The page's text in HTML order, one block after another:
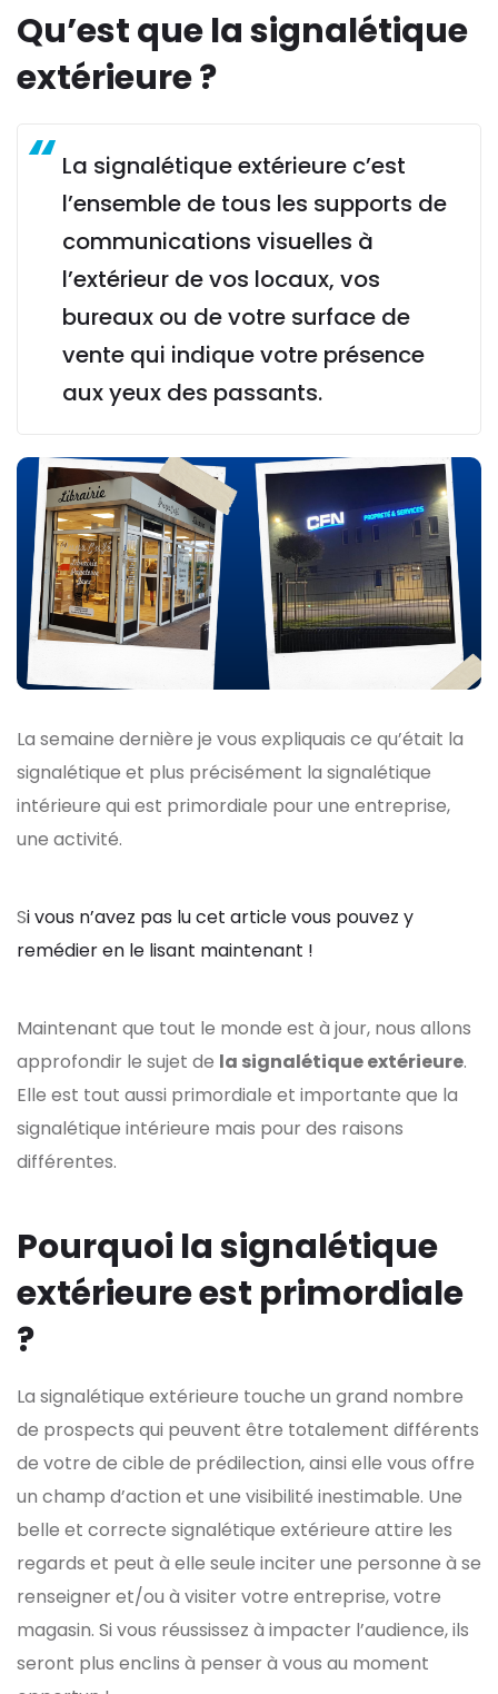
Qu’est que la signalétique
extérieure ?
La signalétique extérieure c’est
l’ensemble de tous les supports de
communications visuelles à
l’extérieur de vos locaux, vos
bureaux ou de votre surface de
vente qui indique votre présence
aux yeux des passants.
La semaine dernière je vous expliquais ce qu’était la
signalétique et plus précisément la signalétique
intérieure qui est primordiale pour une entreprise,
une activité.
Si vous n’avez pas lu cet article vous pouvez y
remédier en le lisant maintenant !
Maintenant que tout le monde est à jour, nous allons
approfondir le sujet de la signalétique extérieure.
Elle est tout aussi primordiale et importante que la
signalétique intérieure mais pour des raisons
différentes.
Pourquoi la signalétique
extérieure est primordiale
?
La signalétique extérieure touche un grand nombre
de prospects qui peuvent être totalement différents
de votre de cible de prédilection, ainsi elle vous offre
un champ d’action et une visibilité inestimable. Une
belle et correcte signalétique extérieure attire les
regards et peut à elle seule inciter une personne à se
renseigner et/ou à visiter votre entreprise, votre
magasin. Si vous réussissez à impacter l’audience, ils
seront plus enclins à penser à vous au moment